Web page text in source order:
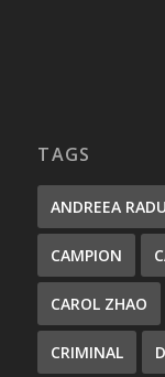
TAGS
ANDREEA
CAMPION
CAROL ZHAO
CRIMINAL